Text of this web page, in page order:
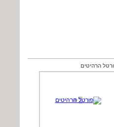
הרהיטים